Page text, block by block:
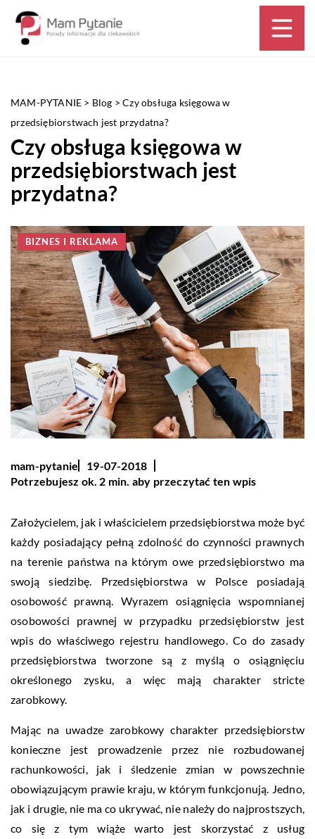
MAM-PYTANIE > Blog >Czy obsługa księgowa w
przedsiębiorstwach jest przydatna?
Czy obsługa księgowa w
przedsiębiorstwach jest
przydatna?
BIZNES I REKLAMA
mam-pytanie
19-07-2018
Potrzebujesz ok. 2 min. aby przeczytać ten wpis
Założycielem, jak i właścicielem przedsiębiorstwa może być
każdy posiadający pełną zdolność do czynności prawnych
na terenie państwa na którym owe przedsiębiorstwo ma
swoją siedzibę. Przedsiębiorstwa w Polsce posiadają
osobowość prawną. Wyrazem osiągnięcia wspomnianej
osobowości prawnej w przypadku przedsiębiorstw jest
wpis do właściwego rejestru handlowego. Co do zasady
przedsiębiorstwa tworzone są z myślą o osiągnięciu
określonego zysku, a więc mają charakter stricte
zarobkowy.
Mając na uwadze zarobkowy charakter przedsiębiorstw
konieczne jest prowadzenie przez nie rozbudowanej
rachunkowości, jak i śledzenie zmian w powszechnie
obowiązującym prawie kraju, w którym funkcjonują. Jedno,
jak i drugie, nie ma co ukrywać, nie należy do najprostszych,
co się z tym wiąże warto jest skorzystać z usług